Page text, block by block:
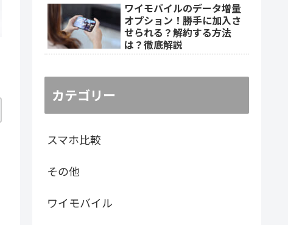
ワイモバイルのデータ増量
オプション！勝手に加入さ
せられる？解約する方法
は？徹底解説
カテゴリー
スマホ比較
その他
ワイモバイル